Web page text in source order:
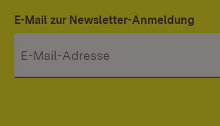
E-Mail zur Newsletter-Anmeldung